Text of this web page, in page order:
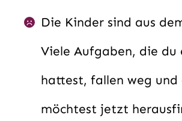
Die Kinder sind aus
Viele Aufgaben, die du
hattest, fallen weg und
möchtest jetzt